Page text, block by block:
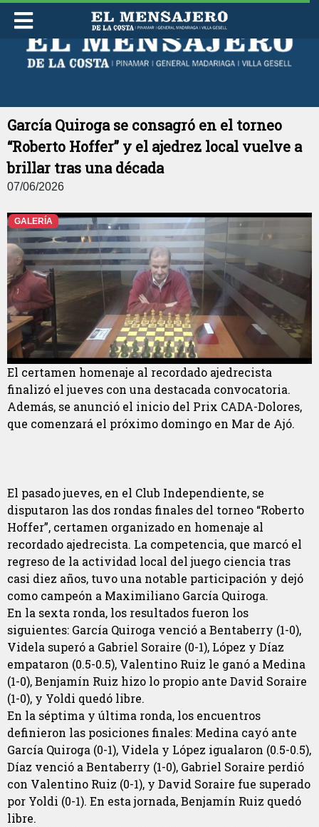
SáBADO 08 DE AGOSTO DE 2026
García Quiroga se consagró en el torneo
“Roberto Hoffer” y el ajedrez local vuelve a
brillar tras una década
07/06/2026
GALERÍA
El certamen homenaje al recordado ajedrecista
finalizó el jueves con una destacada convocatoria.
Además, se anunció el inicio del Prix CADA-Dolores,
que comenzará el próximo domingo en Mar de Ajó.
El pasado jueves, en el Club Independiente, se
disputaron las dos rondas finales del torneo “Roberto
Hoffer”, certamen organizado en homenaje al
recordado ajedrecista. La competencia, que marcó el
regreso de la actividad local del juego ciencia tras
casi diez años, tuvo una notable participación y dejó
como campeón a Maximiliano García Quiroga.
En la sexta ronda, los resultados fueron los
siguientes: García Quiroga venció a Bentaberry (1-0),
Videla superó a Gabriel Soraire (0-1), López y Díaz
empataron (0.5-0.5), Valentino Ruiz le ganó a Medina
(1-0), Benjamín Ruiz hizo lo propio ante David Soraire
(1-0), y Yoldi quedó libre.
En la séptima y última ronda, los encuentros
definieron las posiciones finales: Medina cayó ante
García Quiroga (0-1), Videla y López igualaron (0.5-0.5),
Díaz venció a Bentaberry (1-0), Gabriel Soraire perdió
con Valentino Ruiz (0-1), y David Soraire fue superado
por Yoldi (0-1). En esta jornada, Benjamín Ruiz quedó
libre.